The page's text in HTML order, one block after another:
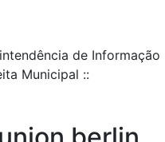
de Informação
Municipal ::